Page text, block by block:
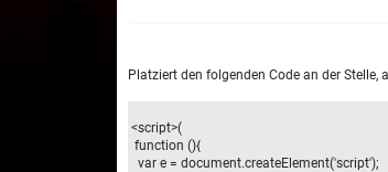
Platziert den folgenden Code an der
<script>(
function (){
var e = document.createElement('script');